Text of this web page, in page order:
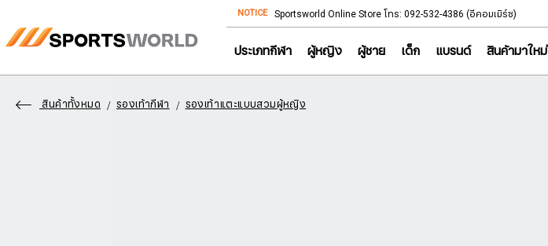
NOTICE Sportsworld Online Store โทร: 092-532-4386 (อีคอมเมิร์ซ)
ประเภทกีฬา ผู้หญิง ผู้ชาย เด็ก แบรนด์ สินค้ามาใหม่
สินค้าทั้งหมด รองเท้ากีฬา รองเท้าแตะแบบสวมผู้หญิง